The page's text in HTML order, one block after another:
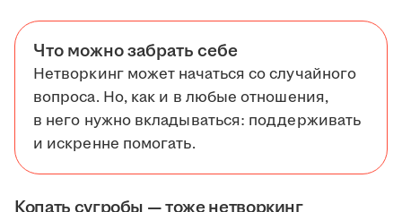
Что можно забрать себе
Нетворкинг может начаться со случайного
вопроса. Но, как и в любые отношения,
в него нужно вкладываться: поддерживать
и искренне помогать.